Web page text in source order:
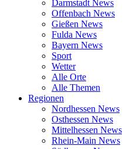
Darmstadt News
Offenbach News
Gießen News
Fulda News
Bayern News
Sport
Wetter
Alle Orte
Alle Themen
Regionen
Nordhessen News
Osthessen News
Mittelhessen News
Rhein-Main News